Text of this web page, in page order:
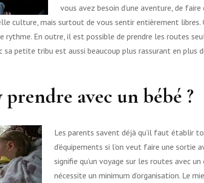
vous avez besoin d’une aventure, de
culture, mais surtout de vous sentir entièrement libres.
rythme. En outre, il est possible de prendre les routes
sa petite tribu est aussi beaucoup plus rassurant en plus
prendre avec un bébé ?
Les parents savent déjà qu’il faut établir
d’équipements si l’on veut faire une sortie
signifie qu’un voyage sur les routes avec
nécessite un minimum d’organisation. Le